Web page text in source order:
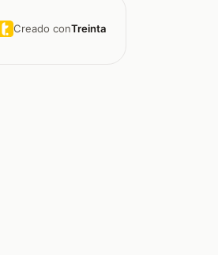
Creado conTreinta